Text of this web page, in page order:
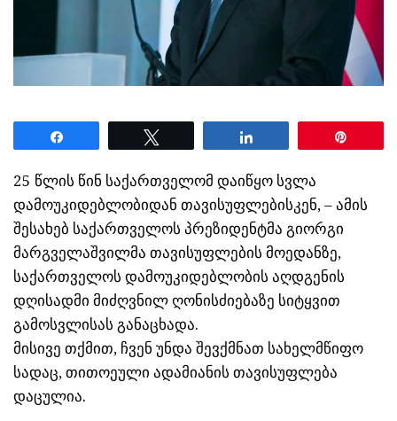
25 წლის წინ საქართველომ დაიწყო სვლა
დამოუკიდებლობიდან თავისუფლებისკენ, – ამის
შესახებ საქართველოს პრეზიდენტმა გიორგი
მარგველაშვილმა თავისუფლების მოედანზე,
საქართველოს დამოუკიდებლობის აღდგენის
დღისადმი მიძღვნილ ღონისძიებაზე სიტყვით
გამოსვლისას განაცხადა.
მისივე თქმით, ჩვენ უნდა შევქმნათ სახელმწიფო
სადაც, თითოეული ადამიანის თავისუფლება
დაცულია.